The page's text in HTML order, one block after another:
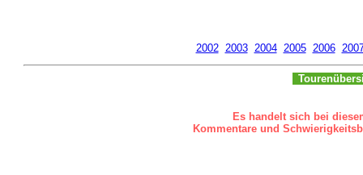
2002 2003 2004 2005 2006
Es handelt sich bei
Kommentare und